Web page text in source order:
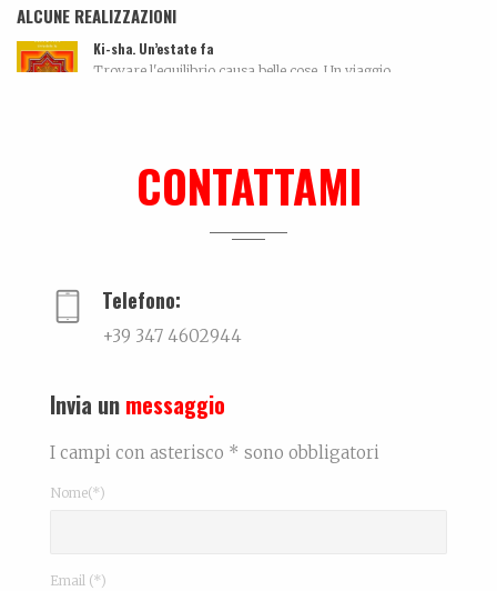
ALCUNE REALIZZAZIONI
Ki-sha. Un’estate fa
Trovare l'equilibrio causa belle cose. Un viaggio...
La biografia di Leonardo Bonfanti La persona...
CONTATTAMI
Telefono:
+39 347 4602944
Invia un messaggio
I campi con asterisco * sono obbligatori
Nome(*)
Email (*)